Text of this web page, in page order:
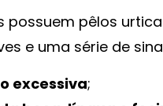
possuem pêlos
e uma série de
excessiva;